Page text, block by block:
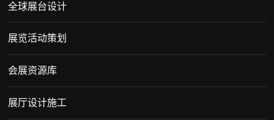
全球展台设计
展览活动策划
会展资源库
展厅设计施工